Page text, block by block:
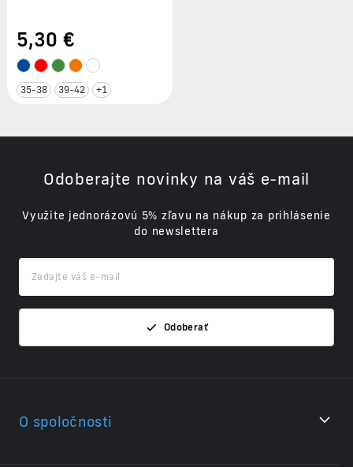
5,30 €
35-38 39-42 +1
Odoberajte novinky na váš e-mail
Využite jednorázovú 5% zľavu na nákup za prihlásenie
do newslettera
Odoberať
O spoločnosti